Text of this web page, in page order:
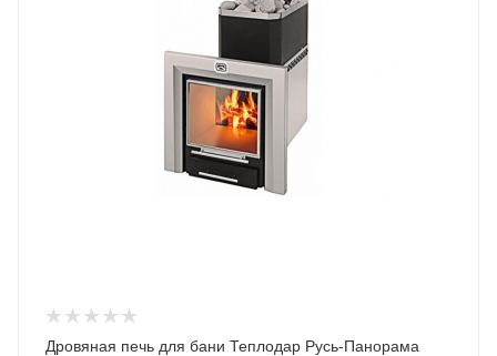
Дровяная печь для бани Теплодар Русь-Панорама